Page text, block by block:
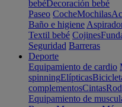
bebéDecoración bebé
Paseo CocheMochilas
Baño e higiene
Textil bebé Cojines
Seguridad Barreras
Deporte
Equipamiento de cardio
spinningElípticas
complementosCintas
Equipamiento de